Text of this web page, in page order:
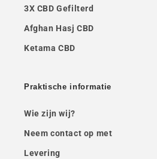
3X CBD Gefilterd
Afghan Hasj CBD
Ketama CBD
Praktische informatie
Wie zijn wij?
Neem contact op met
Levering